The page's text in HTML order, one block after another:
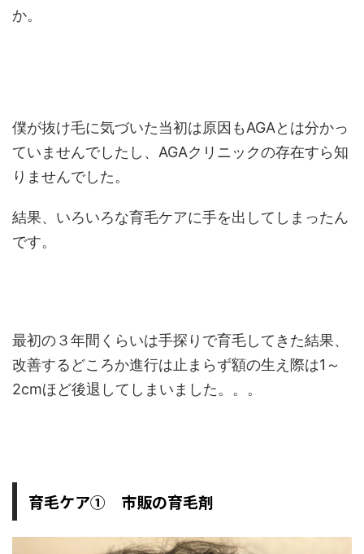
か。
僕が抜け毛に気づいた当初は原因もAGAとは分かっ
ていませんでしたし、AGAクリニックの存在すら知
りませんでした。
結果、いろいろな育毛ケアに手を出してしまったん
です。
最初の３年間くらいは手探りで育毛してきた結果、
改善するどころか進行は止まらず額の生え際は1～
2cmほど後退してしまいました。。。
育毛ケア① 市販の育毛剤